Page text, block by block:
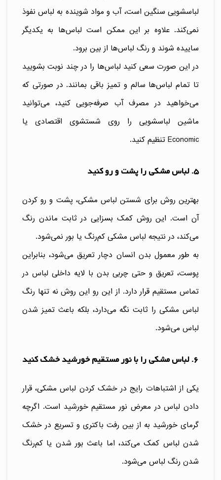
لباسشویی سنگین است، آب و مواد شوینده به لباس نفوذ
نمی‌کند. علاوه بر این ممکن است لباس‌ها به یکدیگر
ساییده شوند و رنگ لباس‌ها از بین برود.
در این صورت سعی کنید لباس‌ها را در چند نوبت بشویید
تا تمام لباس‌ها سالم و تمیز باقی بمانند. در صورتی که
می‌خواهید در مصرف آب صرفه‌جویی کنید، می‌توانید
ماشین لباسشویی را روی شستشوی اقتصادی یا
Economic تنظیم کنید.
5. لباس مشکی را پشت و رو کنید
بهترین روش برای شستن لباس مشکی، پشت و رو کردن
آن است. این روش کمک بسزایی در ثابت ماندن رنگ
می‌کند، در نتیجه لباس مشکی کم‌رنگ یا بور نمی‌شود.
به طور معمول بدن انسان دچار تعریق می‌شود، بنابراین
پوست، تعریق و حتی چربی بدن با لایه داخلی لباس در
تماس مستقیم قرار دارد. از این رو این روش نه تنها رنگ
لباس مشکی را ثابت نگه می‌دارد، بلکه باعث تمیز شدن
لباس می‌شود.
6. لباس مشکی را با نور مستقیم خورشید خشک کنید
یکی از اشتباهات رایج در خشک کردن لباس مشکی، قرار
دادن لباس در معرض نور مستقیم خورشید است. اگرچه
گرمای خورشید به از بین رفت باکتری و تسریع در خشک
شدن لباس کمک می‌کند، اما باعث بور شدن یا کم‌رنگ
شدن رنگ لباس می‌شود.